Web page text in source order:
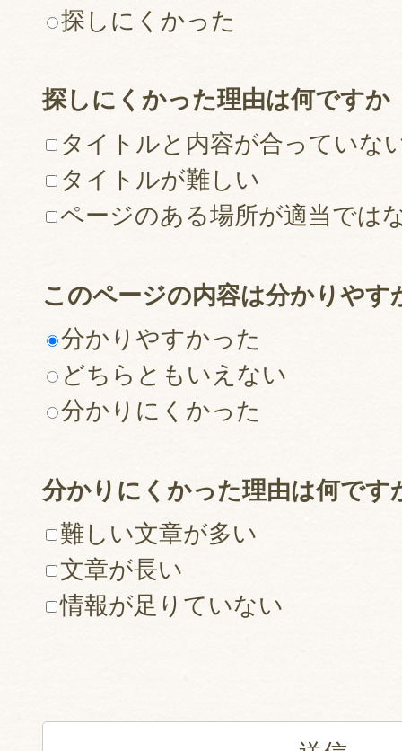
探しにくかった
探しにくかった理由は何ですか
タイトルと内容が合っていな
タイトルが難しい
ページのある場所が適当では
このページの内容は分かりやす
分かりやすかった
どちらともいえない
分かりにくかった
分かりにくかった理由は何です
難しい文章が多い
文章が長い
情報が足りていない